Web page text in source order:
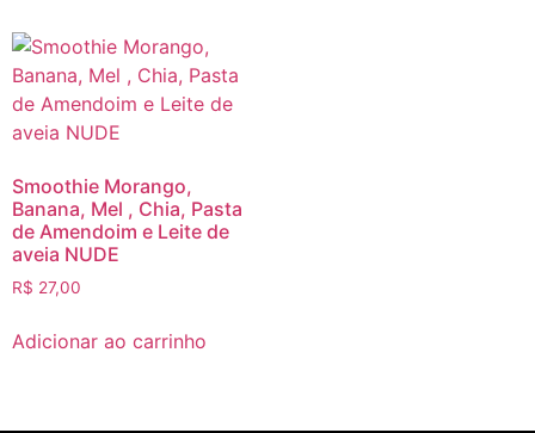
Smoothie Morango,
Banana, Mel , Chia, Pasta
de Amendoim e Leite de
aveia NUDE
R$ 27,00
Adicionar ao carrinho